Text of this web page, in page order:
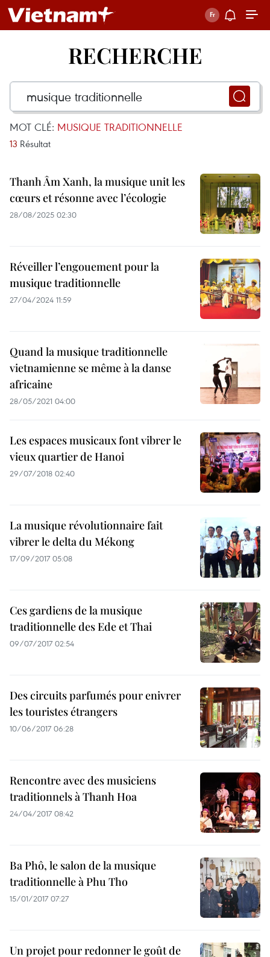
RECHERCHE
MOT CLÉ: MUSIQUE TRADITIONNELLE
13 Résultat
Thanh Âm Xanh, la musique unit les
cœurs et résonne avec l’écologie
28/08/2025 02:30
Réveiller l’engouement pour la
musique traditionnelle
27/04/2024 11:59
Quand la musique traditionnelle
vietnamienne se même à la danse
africaine
28/05/2021 04:00
Les espaces musicaux font vibrer le
vieux quartier de Hanoi
29/07/2018 02:40
La musique révolutionnaire fait
vibrer le delta du Mékong
17/09/2017 05:08
Ces gardiens de la musique
traditionnelle des Ede et Thai
09/07/2017 02:54
Des circuits parfumés pour enivrer
les touristes étrangers
10/06/2017 06:28
Rencontre avec des musiciens
traditionnels à Thanh Hoa
24/04/2017 08:42
Ba Phô, le salon de la musique
traditionnelle à Phu Tho
15/01/2017 07:27
Un projet pour redonner le goût de